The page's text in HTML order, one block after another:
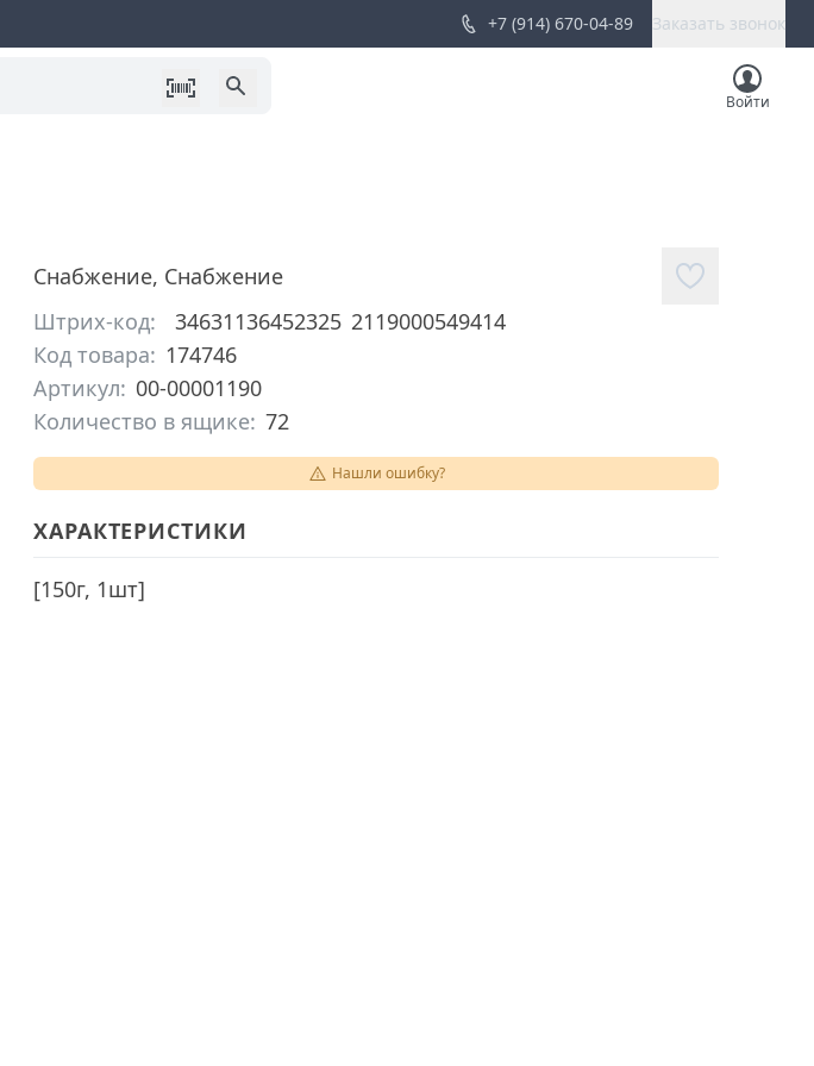
+7 (914) 670-04-89 Заказать звонок
Войти
Снабжение, Снабжение
Штрих-код:
34631136452325 2119000549414
Код товара: 174746
Артикул: 00-00001190
Количество в ящике: 72
Нашли ошибку?
ХАРАКТЕРИСТИКИ
[150г, 1шт]